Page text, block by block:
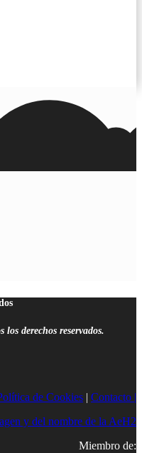
derechos reservados.
de Cookies | Contacto |
y del nombre de la AeH2
Miembro de: